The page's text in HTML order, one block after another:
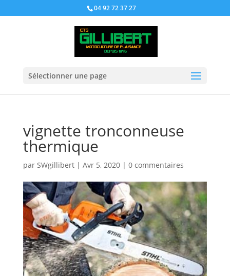
04 92 72 37 27
Sélectionner une page
vignette tronconneuse
thermique
par SWgillibert| Avr 5, 2020| 0 commentaires